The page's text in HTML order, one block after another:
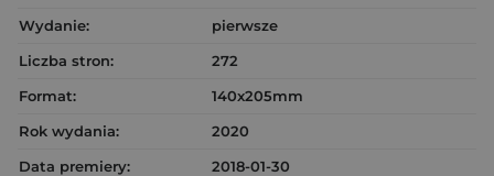
Wydanie:
pierwsze
Liczba stron:
272
Format:
140x205mm
Rok wydania:
2020
Data premiery:
2018-01-30